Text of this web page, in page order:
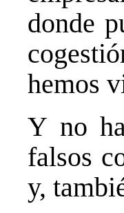
donde
hemos
Y no
falsos
y,